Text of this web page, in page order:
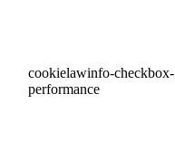
cookielawinfo-checkbox-
performance